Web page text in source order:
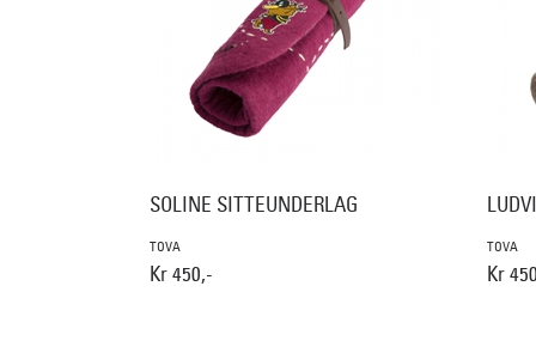
SOLINE SITTEUNDERLAG
TOVA
Kr 450,-
TOVA
Kr